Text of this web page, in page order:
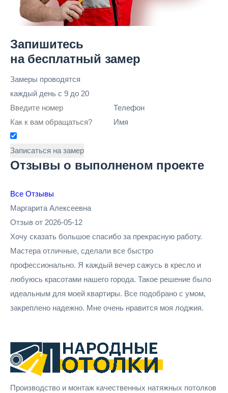
Запишитесь
на бесплатный замер
Замеры проводятся
каждый день с 9 до 20
Телефон
Имя
Записаться на замер
Отзывы о выполненом проекте
Все Отзывы
Маргарита Алексеевна
Отзыв от 2026-05-12
Хочу сказать большое спасибо за прекрасную работу.
Мастера отличные, сделали все быстро
профессионально. Я каждый вечер сажусь в кресло и
любуюсь красотами нашего города. Такое решение было
идеальным для моей квартиры. Все подобрано с умом,
закреплено надежно. Мне очень нравится моя лоджия.
Производство и монтаж качественных натяжных потолков